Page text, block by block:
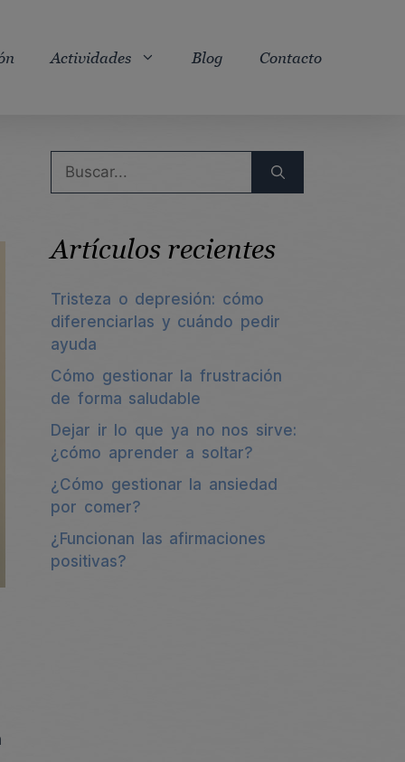
Actividades Blog Contacto
Artículos recientes
Tristeza o depresión: cómo
diferenciarlas y cuándo pedir
ayuda
Cómo gestionar la frustración
de forma saludable
Dejar ir lo que ya no nos sirve:
¿cómo aprender a soltar?
¿Cómo gestionar la ansiedad
por comer?
¿Funcionan las afirmaciones
positivas?